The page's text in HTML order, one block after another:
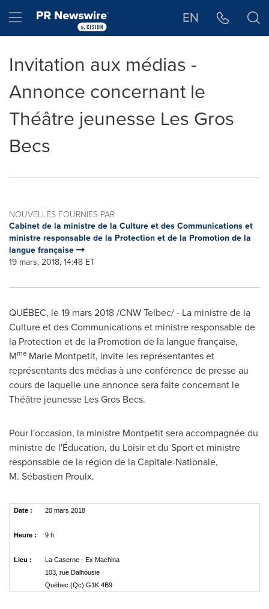
Hamburger menu EN
Invitation aux médias -
Annonce concernant le
Théâtre jeunesse Les Gros
Becs
NOUVELLES FOURNIES PAR
Cabinet de la ministre de la Culture et des Communications et
ministre responsable de la Protection et de la Promotion de la
langue française
19 mars, 2018, 14:48 ET
QUÉBEC, le 19 mars 2018 /CNW Telbec/ - La ministre de la
Culture et des Communications et ministre responsable de
la Protection et de la Promotion de la langue française,
Mme Marie Montpetit, invite les représentantes et
représentants des médias à une conférence de presse au
cours de laquelle une annonce sera faite concernant le
Théâtre jeunesse Les Gros Becs.
Pour l'occasion, la ministre Montpetit sera accompagnée du
ministre de l'Éducation, du Loisir et du Sport et ministre
responsable de la région de la Capitale-Nationale,
M. Sébastien Proulx.
Date : 20 mars 2018
Heure : 9 h
Lieu :
La Caserne - Ex Machina
103, rue Dalhousie
Québec (Qc) G1K 4B9